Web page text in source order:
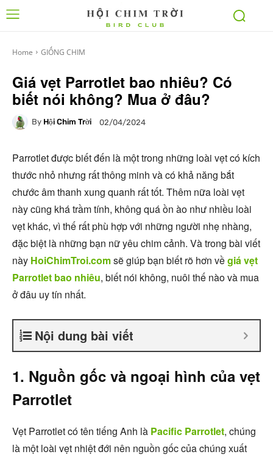
Home GIỐNG CHIM
Giá vẹt Parrotlet bao nhiêu? Có
biết nói không? Mua ở đâu?
By Hội Chim Trời 02/04/2024
Parrotlet được biết đến là một trong những loài vẹt có kích
thước nhỏ nhưng rất thông minh và có khả năng bắt
chước âm thanh xung quanh rất tốt. Thêm nữa loài vẹt
này cũng khá trầm tính, không quá ồn ào như nhiều loài
vẹt khác, vì thế rất phù hợp với những người nhẹ nhàng,
đặc biệt là những bạn nữ yêu chim cảnh. Và trong bài viết
này HoiChimTroi.comsẽ giúp bạn biết rõ hơn vềgiá vẹt
Parrotlet bao nhiêu, biết nói không, nuôi thế nào và mua
ở đâu uy tín nhất.
Nội dung bài viết
1. Nguồn gốc và ngoại hình của vẹt
Parrotlet
Vẹt Parrotlet có tên tiếng Anh là Pacific Parrotlet, chúng
là một loài vẹt nhiệt đới nên nguồn gốc của chúng xuất